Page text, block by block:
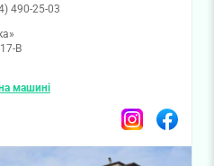
490-25-03
В
машині
InstagramFacebook